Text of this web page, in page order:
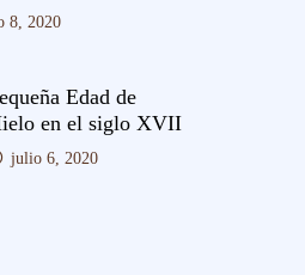
8, 2020
Edad de
en el siglo XVII
julio 6, 2020